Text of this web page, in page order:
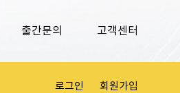
출간문의 고객센터
로그인 회원가입